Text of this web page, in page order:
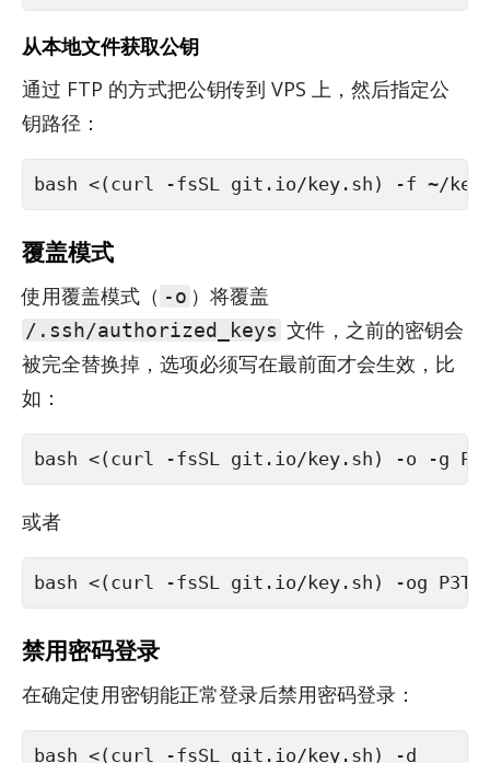
从本地文件获取公钥
通过 FTP 的方式把公钥传到 VPS 上，然后指定公
钥路径：
bash <(curl -fsSL git.io/key.sh) -f ~/
覆盖模式
使用覆盖模式（ -o ）将覆盖
/.ssh/authorized_keys 文件，之前的密钥会
被完全替换掉，选项必须写在最前面才会生效，比
如：
bash <(curl -fsSL git.io/key.sh) -o -g
或者
bash <(curl -fsSL git.io/key.sh) -og
禁用密码登录
在确定使用密钥能正常登录后禁用密码登录：
bash <(curl -fsSL git.io/key.sh) -d